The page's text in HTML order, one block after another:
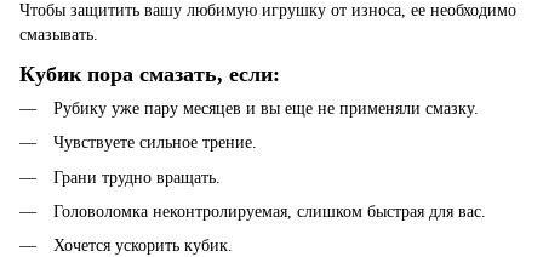
Чтобы защитить вашу любимую игрушку от износа, ее необходимо
смазывать.
Кубик пора смазать, если:
Рубику уже пару месяцев и вы еще не применяли смазку.
Чувствуете сильное трение.
Грани трудно вращать.
Головоломка неконтролируемая, слишком быстрая для вас.
Хочется ускорить кубик.